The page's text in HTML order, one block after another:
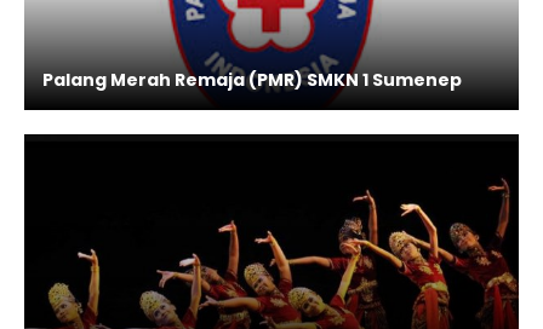
Palang Merah Remaja (PMR) SMKN 1 Sumenep